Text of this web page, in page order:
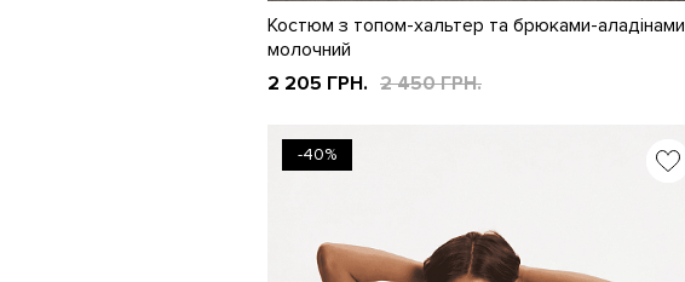
Костюм з топом-хальтер та брюками-аладінами
молочний
2 205 ГРН. 2 450 ГРН.
-40%